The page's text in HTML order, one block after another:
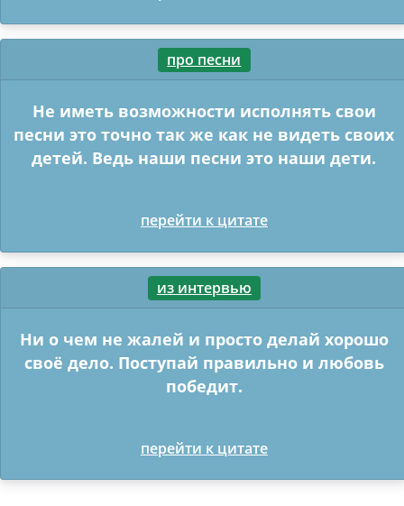
про песни
Не иметь возможности исполнять свои
песни это точно так же как не видеть своих
детей. Ведь наши песни это наши дети.
перейти к цитате
из интервью
Ни о чем не жалей и просто делай хорошо
своё дело. Поступай правильно и любовь
победит.
перейти к цитате